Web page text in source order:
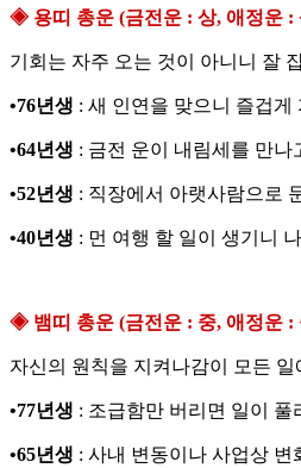
◈ 용띠 총운 (금전운 : 상, 애정운 :
기회는 자주 오는 것이 아니니 잘
•76년생 : 새 인연을 맞으니 즐겁게
•64년생 : 금전 운이 내림세를 만
•52년생 : 직장에서 아랫사람으로
•40년생 : 먼 여행 할 일이 생기니
◈ 뱀띠 총운 (금전운 : 중, 애정운 :
자신의 원칙을 지켜나감이 모든
•77년생 : 조급함만 버리면 일이
•65년생 : 사내 변동이나 사업상